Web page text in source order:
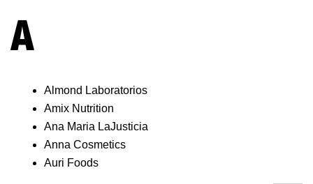
A
Almond Laboratorios
Amix Nutrition
Ana Maria LaJusticia
Anna Cosmetics
Auri Foods